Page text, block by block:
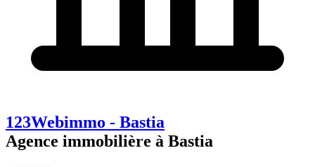
123Webimmo - Bastia
Agence immobilière à Bastia